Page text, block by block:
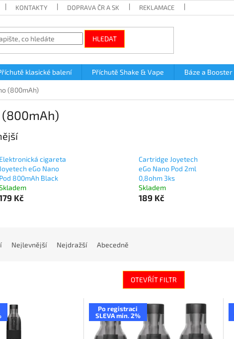
KONTAKTY DOPRAVA ČR A SK REKLAMACE
HLEDAT
klasické balení Příchutě Shake & Vape Báze a Booster
(800mAh)
(800mAh)
Elektronická cigareta
Joyetech eGo Nano
Pod 800mAh Black
Kč
Cartridge Joyetech
eGo Nano Pod 2ml
0,8ohm 3ks
Skladem
189 Kč
Nejlevnější Nejdražší Abecedně
OTEVŘÍT FILTR
Po registraci
SLEVA min. 2%